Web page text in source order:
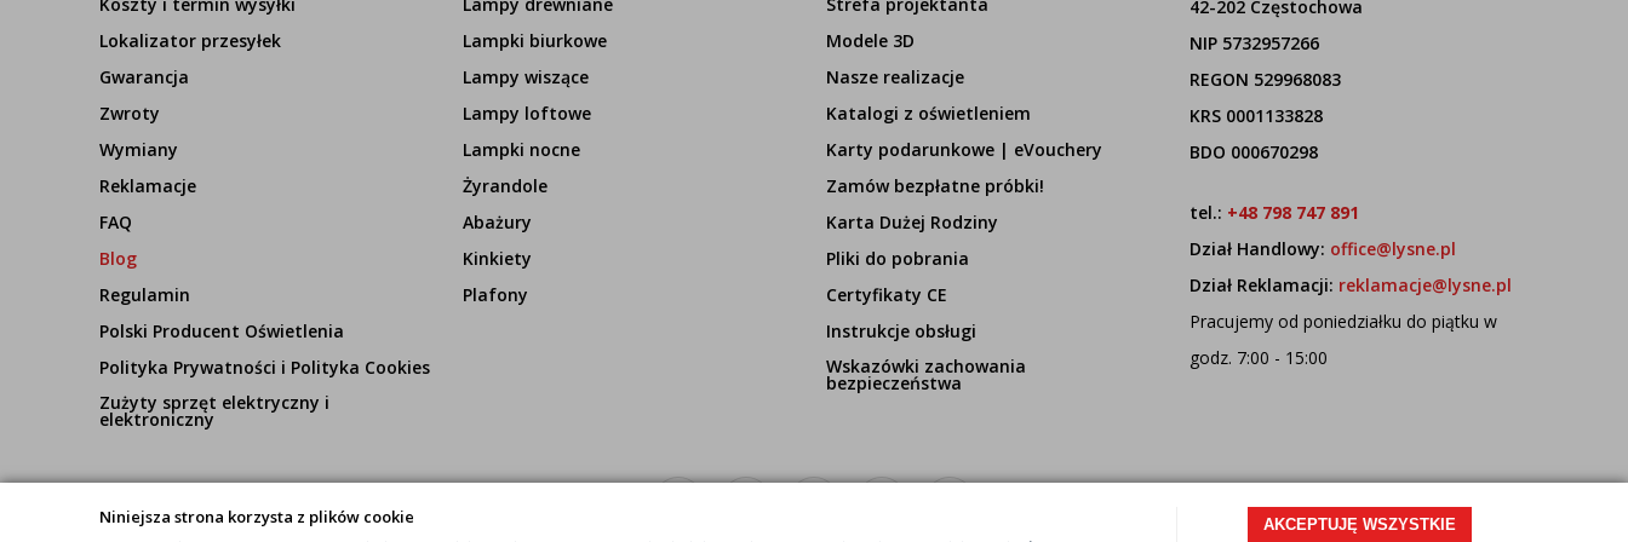
Niniejsza strona korzysta z plików cookie AKCEPTUJĘ WSZYSTKIE
Lokalizator przesyłek
Gwarancja
Zwroty
Wymiany
Reklamacje
FAQ
Blog
Regulamin
Polski Producent Oświetlenia
Polityka Prywatności i Polityka Cookies
Zużyty sprzęt elektryczny i
elektroniczny
Lampki biurkowe
Lampy wiszące
Lampy loftowe
Lampki nocne
Żyrandole
Abażury
Kinkiety
Plafony
Modele 3D
Nasze realizacje
Katalogi z oświetleniem
Karty podarunkowe | eVouchery
Zamów bezpłatne próbki!
Karta Dużej Rodziny
Pliki do pobrania
Certyfikaty CE
Instrukcje obsługi
Wskazówki zachowania
bezpieczeństwa
42-202 Częstochowa
NIP 5732957266
REGON 529968083
KRS 0001133828
BDO 000670298
tel.: +48 798 747 891
Dział Handlowy: office@lysne.pl
Dział Reklamacji: reklamacje@lysne.pl
Pracujemy od poniedziałku do piątku w
godz. 7:00 - 15:00